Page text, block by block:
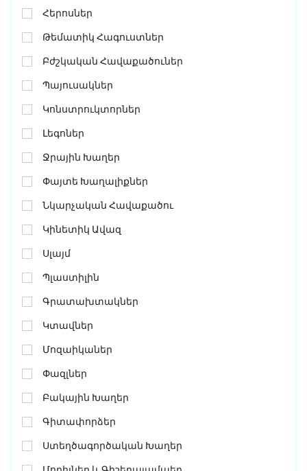
Հերոսներ
Թեմատիկ Հագուստներ
Բժշկական Հավաքածուներ
Պայուսակներ
Կոնստրուկտորներ
Լեգոներ
Ջրային Խաղեր
Փայտե Խաղալիքներ
Նկարչական Հավաքածու
Կինետիկ Ավազ
Սլայմ
Պլաստիլին
Գրատախտակներ
Կտավներ
Մոզաիկաներ
Փազլներ
Բակային Խաղեր
Գիտափորձեր
Ստեղծագործական Խաղեր